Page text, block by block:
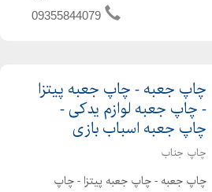
چاپ فولدر توسط مجموعه های کاملا
09355844079
چاپ جعبه - چاپ جعبه پیتزا
- چاپ جعبه لوازم یدکی -
چاپ جعبه اسباب بازی
چاپ جناب
چاپ جعبه - چاپ جعبه پیتزا - چاپ